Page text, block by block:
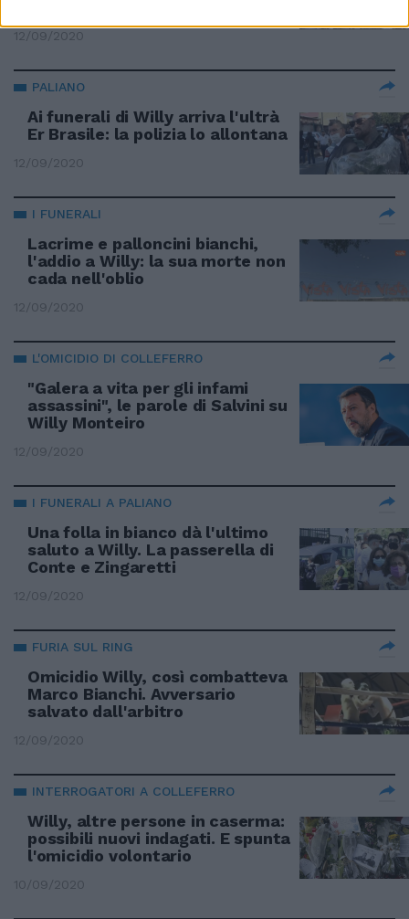
12/09/2020
PALIANO
Ai funerali di Willy arriva l'ultrà
Er Brasile: la polizia lo allontana
12/09/2020
I FUNERALI
Lacrime e palloncini bianchi,
l'addio a Willy: la sua morte non
cada nell'oblio
12/09/2020
L'OMICIDIO DI COLLEFERRO
"Galera a vita per gli infami
assassini", le parole di Salvini su
Willy Monteiro
12/09/2020
I FUNERALI A PALIANO
Una folla in bianco dà l'ultimo
saluto a Willy. La passerella di
Conte e Zingaretti
12/09/2020
FURIA SUL RING
Omicidio Willy, così combatteva
Marco Bianchi. Avversario
salvato dall'arbitro
12/09/2020
INTERROGATORI A COLLEFERRO
Willy, altre persone in caserma:
possibili nuovi indagati. E spunta
l'omicidio volontario
10/09/2020